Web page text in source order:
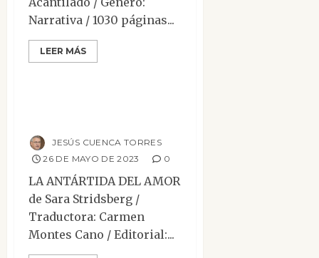
Narrativa / 1030 páginas...
LEER MÁS
Contemporánea
Mesa de novedades
JESÚS CUENCA TORRES
26 DE MAYO DE 2023
0
LA ANTÁRTIDA DEL AMOR
de Sara Stridsberg /
Traductora: Carmen
Montes Cano / Editorial:...